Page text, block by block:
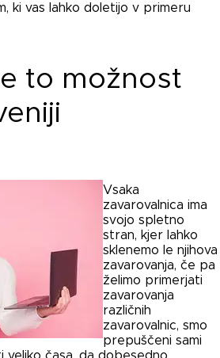
ki vas lahko doletijo v primeru
to možnost
Vsaka
zavarovalnica ima
svojo spletno
stran, kjer lahko
sklenemo le njihova
zavarovanja, če pa
želimo primerjati
zavarovanja
različnih
zavarovalnic, smo
prepuščeni sami